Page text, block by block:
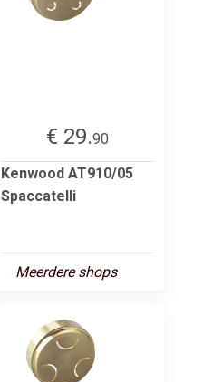
€ 29.90
Kenwood AT910/05
Spaccatelli
Meerdere shops